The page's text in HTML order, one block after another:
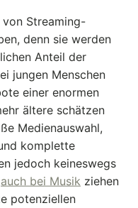
Streaming-
denn sie werden
Anteil der
jungen Menschen
einer enormen
ältere schätzen
Medienauswahl,
komplette
jedoch keineswegs
auch bei Musik ziehen
potenziellen